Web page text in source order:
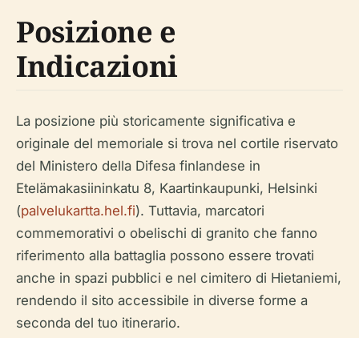
Posizione e
Indicazioni
La posizione più storicamente significativa e
originale del memoriale si trova nel cortile riservato
del Ministero della Difesa finlandese in
Etelämakasiininkatu 8, Kaartinkaupunki, Helsinki
(palvelukartta.hel.fi). Tuttavia, marcatori
commemorativi o obelischi di granito che fanno
riferimento alla battaglia possono essere trovati
anche in spazi pubblici e nel cimitero di Hietaniemi,
rendendo il sito accessibile in diverse forme a
seconda del tuo itinerario.